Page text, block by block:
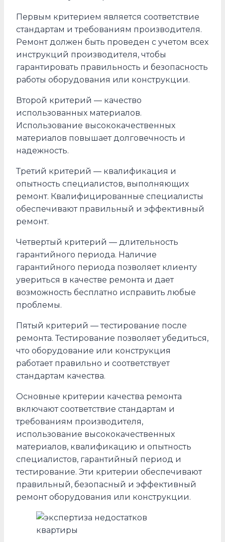
Первым критерием является соответствие
стандартам и требованиям производителя.
Ремонт должен быть проведен с учетом всех
инструкций производителя, чтобы
гарантировать правильность и безопасность
работы оборудования или конструкции.
Второй критерий — качество
использованных материалов.
Использование высококачественных
материалов повышает долговечность и
надежность.
Третий критерий — квалификация и
опытность специалистов, выполняющих
ремонт. Квалифицированные специалисты
обеспечивают правильный и эффективный
ремонт.
Четвертый критерий — длительность
гарантийного периода. Наличие
гарантийного периода позволяет клиенту
увериться в качестве ремонта и дает
возможность бесплатно исправить любые
проблемы.
Пятый критерий — тестирование после
ремонта. Тестирование позволяет убедиться,
что оборудование или конструкция
работает правильно и соответствует
стандартам качества.
Основные критерии качества ремонта
включают соответствие стандартам и
требованиям производителя,
использование высококачественных
материалов, квалификацию и опытность
специалистов, гарантийный период и
тестирование. Эти критерии обеспечивают
правильный, безопасный и эффективный
ремонт оборудования или конструкции.